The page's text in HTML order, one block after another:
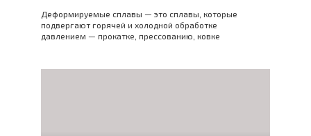
Деформируемые сплавы — это сплавы, которые
подвергают горячей и холодной обработке
давлением — прокатке, прессованию, ковке